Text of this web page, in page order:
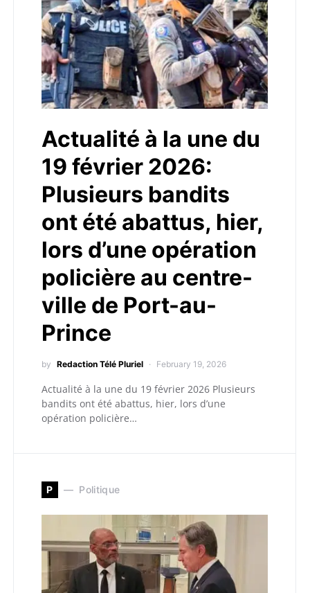
Actualité à la une du
19 février 2026:
Plusieurs bandits
ont été abattus, hier,
lors d’une opération
policière au centre-
ville de Port-au-
Prince
by Redaction Télé Pluriel February 19, 2026
Actualité à la une du 19 février 2026 Plusieurs
bandits ont été abattus, hier, lors d’une
opération policière…
P Politique